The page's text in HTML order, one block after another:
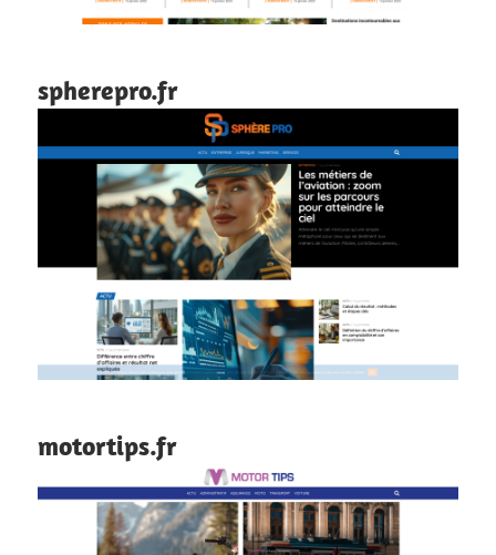
spherepro.fr
motortips.fr